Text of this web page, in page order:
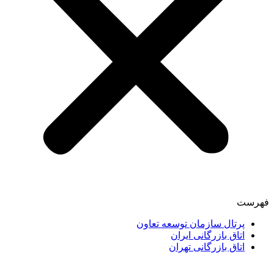
فهرست
پرتال سازمان توسعه تعاون
اتاق بازرگانی ایران
اتاق بازرگانی تهران